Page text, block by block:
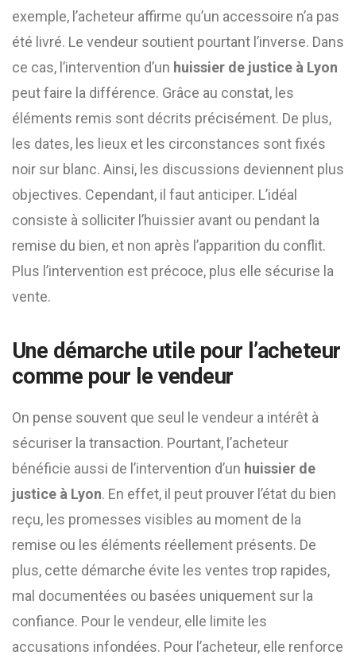
exemple, l’acheteur affirme qu’un accessoire n’a pas
été livré. Le vendeur soutient pourtant l’inverse. Dans
ce cas, l’intervention d’un huissier de justice à Lyon
peut faire la différence. Grâce au constat, les
éléments remis sont décrits précisément. De plus,
les dates, les lieux et les circonstances sont fixés
noir sur blanc. Ainsi, les discussions deviennent plus
objectives. Cependant, il faut anticiper. L’idéal
consiste à solliciter l’huissier avant ou pendant la
remise du bien, et non après l’apparition du conflit.
Plus l’intervention est précoce, plus elle sécurise la
vente.
Une démarche utile pour l’acheteur
comme pour le vendeur
On pense souvent que seul le vendeur a intérêt à
sécuriser la transaction. Pourtant, l’acheteur
bénéficie aussi de l’intervention d’un huissier de
justice à Lyon. En effet, il peut prouver l’état du bien
reçu, les promesses visibles au moment de la
remise ou les éléments réellement présents. De
plus, cette démarche évite les ventes trop rapides,
mal documentées ou basées uniquement sur la
confiance. Pour le vendeur, elle limite les
accusations infondées. Pour l’acheteur, elle renforce